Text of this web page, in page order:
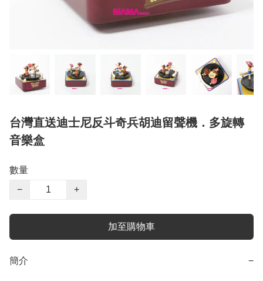
台灣直送迪士尼反斗奇兵胡迪留聲機．多旋轉
音樂盒
數量
−
+
加至購物車
簡介 −